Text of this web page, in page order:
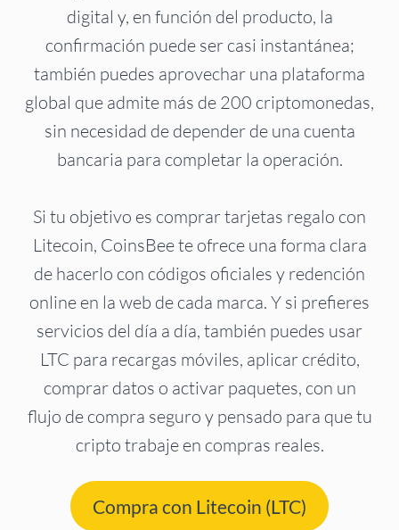
digital y, en función del producto, la
confirmación puede ser casi instantánea;
también puedes aprovechar una plataforma
global que admite más de 200 criptomonedas,
sin necesidad de depender de una cuenta
bancaria para completar la operación.
Si tu objetivo es comprar tarjetas regalo con
Litecoin, CoinsBee te ofrece una forma clara
de hacerlo con códigos oficiales y redención
online en la web de cada marca. Y si prefieres
servicios del día a día, también puedes usar
LTC para recargas móviles, aplicar crédito,
comprar datos o activar paquetes, con un
flujo de compra seguro y pensado para que tu
cripto trabaje en compras reales.
Compra con Litecoin (LTC)